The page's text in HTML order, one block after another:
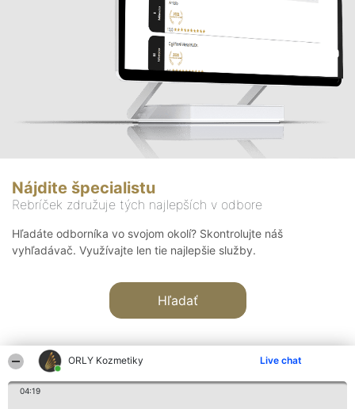
ORLY Kozmetiky Live chat
04:19
Nájdite špecialistu
Rebríček združuje tých najlepších v odbore
Hľadáte odborníka vo svojom okolí? Skontrolujte náš
vyhľadávač. Využívajte len tie najlepšie služby.
Hľadať